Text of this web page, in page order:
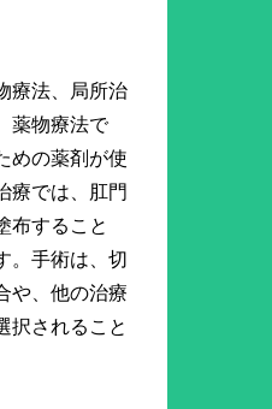
療法、局所治
薬物療法で
めの薬剤が使
療では、肛門
布すること
。手術は、切
や、他の治療
択されること